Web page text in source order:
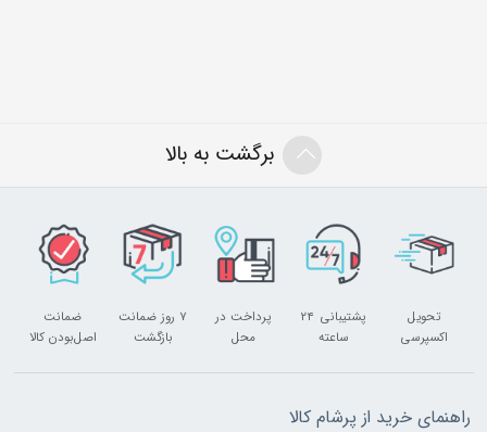
برگشت به بالا
تحویل
اکسپرسی
پشتیبانی ۲۴
ساعته
پرداخت در
محل
۷ روز ضمانت
بازگشت
ضمانت
اصل‌بودن کالا
راهنمای خرید از پرشام کالا